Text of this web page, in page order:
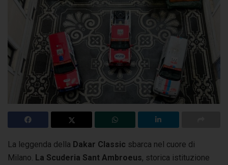
La leggenda della Dakar Classic sbarca nel cuore di
Milano. La Scuderia Sant Ambroeus, storica istituzione